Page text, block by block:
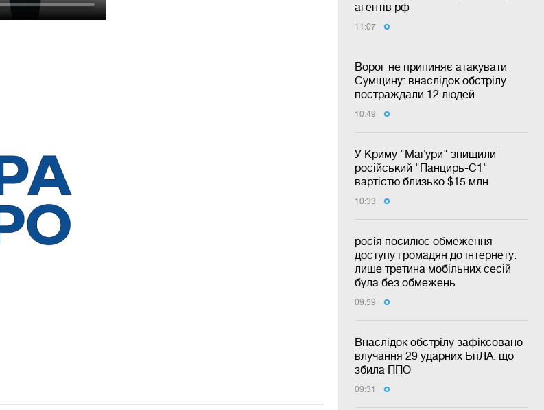
агентів рф
11:07
Ворог не припиняє атакувати
Сумщину: внаслідок обстрілу
постраждали 12 людей
10:49
У Криму "Маґури" знищили
російський "Панцирь-С1"
вартістю близько $15 млн
10:33
росія посилює обмеження
доступу громадян до інтернету:
лише третина мобільних сесій
була без обмежень
09:59
Внаслідок обстрілу зафіксовано
влучання 29 ударних БпЛА: що
збила ППО
09:31